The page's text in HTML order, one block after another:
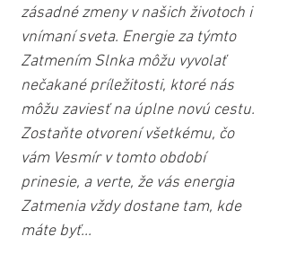
zásadné zmeny v našich životoch i
vnímaní sveta. Energie za týmto
Zatmením Slnka môžu vyvolať
nečakané príležitosti, ktoré nás
môžu zaviesť na úplne novú cestu.
Zostaňte otvorení všetkému, čo
vám Vesmír v tomto období
prinesie, a verte, že vás energia
Zatmenia vždy dostane tam, kde
máte byť...